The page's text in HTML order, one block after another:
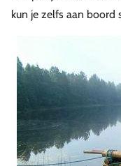
kun je zelfs aan boord